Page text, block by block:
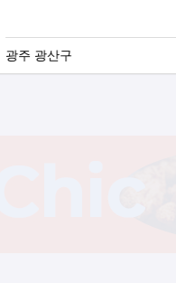
경기 고양시 덕양구